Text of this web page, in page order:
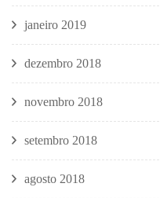
janeiro 2019
dezembro 2018
novembro 2018
setembro 2018
agosto 2018